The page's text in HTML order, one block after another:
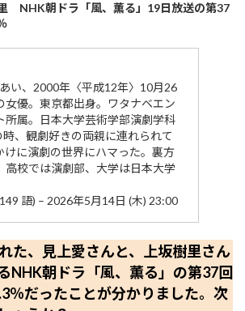
NHK朝ドラ「風、薫る」19日放送の第37
あい、2000年〈平成12年〉10月26
女優。東京都出身。ワタナベエン
所属。日本大学芸術学部演劇学科
、観劇好きの両親に連れられて
けに演劇の世界にハマった。裏方
高校では演劇部、大学は日本大学
語) – 2026年5月14日 (木) 23:00
た、見上愛さんと、上坂樹里さん
NHK朝ドラ「風、薫る」の第37回
％だったことが分かりました。次